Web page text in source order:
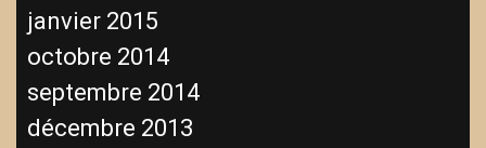
janvier 2015
octobre 2014
septembre 2014
décembre 2013